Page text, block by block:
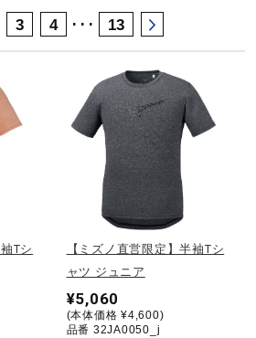
ットサル
3 4 ･･･ 13
Tシ
【ミズノ直営限定】半袖Tシ
ャツ ジュニア
¥5,060
(本体価格 ¥4,600)
品番 32JA0050_j